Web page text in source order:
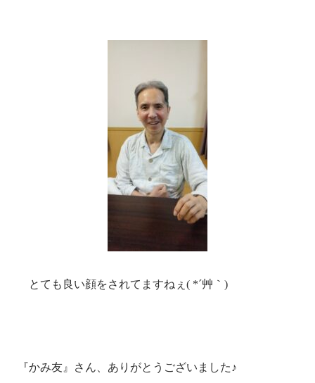
とても良い顔をされてますねぇ( *´艸｀)
『かみ友』さん、ありがとうございました♪